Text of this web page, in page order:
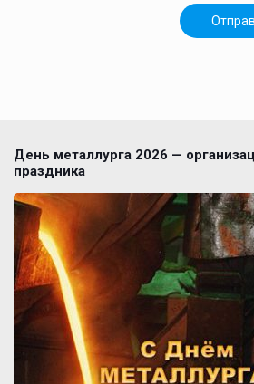
День металлурга 2026 —
праздника